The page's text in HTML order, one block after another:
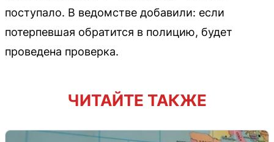
поступало. В ведомстве добавили: если
потерпевшая обратится в полицию, будет
проведена проверка.
ЧИТАЙТЕ ТАКЖЕ